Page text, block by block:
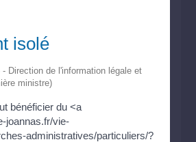
isolé
Direction de l'information légale et
ministre)
bénéficier du <a
joannas.fr/vie-
administratives/particuliers/?